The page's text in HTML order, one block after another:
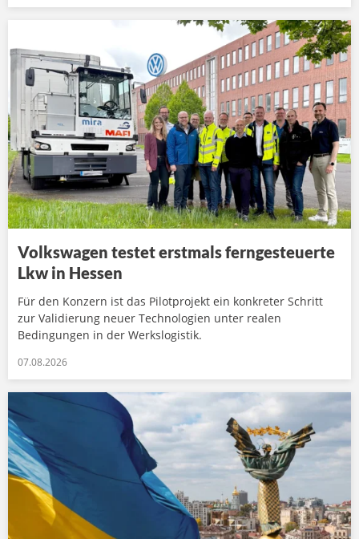
Volkswagen testet erstmals ferngesteuerte
Lkw in Hessen
Für den Konzern ist das Pilotprojekt ein konkreter Schritt
zur Validierung neuer Technologien unter realen
Bedingungen in der Werkslogistik.
07.08.2026